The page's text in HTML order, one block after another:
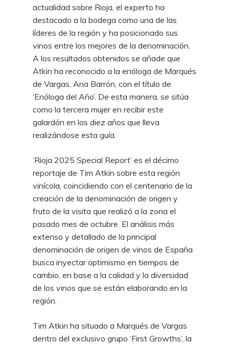
actualidad sobre Rioja, el experto ha
destacado a la bodega como una de las
líderes de la región y ha posicionado sus
vinos entre los mejores de la denominación.
A los resultados obtenidos se añade que
Atkin ha reconocido a la enóloga de Marqués
de Vargas, Ana Barrón, con el título de
‘Enóloga del Año’. De esta manera, se sitúa
como la tercera mujer en recibir este
galardón en los diez años que lleva
realizándose esta guía.
‘Rioja 2025 Special Report’ es el décimo
reportaje de Tim Atkin sobre esta región
vinícola, coincidiendo con el centenario de la
creación de la denominación de origen y
fruto de la visita que realizó a la zona el
pasado mes de octubre. El análisis más
extenso y detallado de la principal
denominación de origen de vinos de España
busca inyectar optimismo en tiempos de
cambio, en base a la calidad y la diversidad
de los vinos que se están elaborando en la
región.
Tim Atkin ha situado a Marqués de Vargas
dentro del exclusivo grupo ‘First Growths’, la